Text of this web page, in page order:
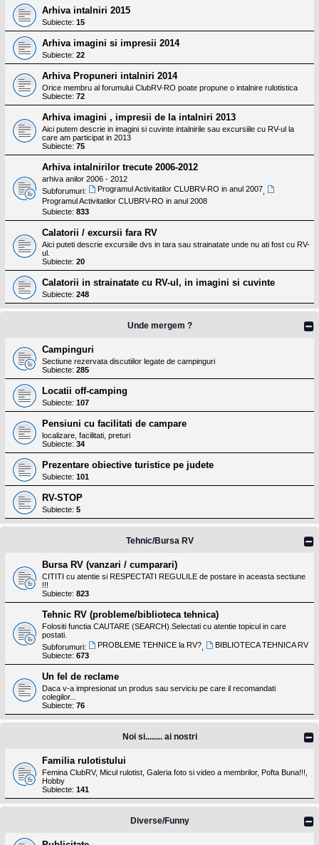
Arhiva intalniri 2015
Subiecte: 15
Arhiva imagini si impresii 2014
Subiecte: 22
Arhiva Propuneri intalniri 2014
Orice membru al forumului ClubRV-RO poate propune o intalnire rulotistica
Subiecte: 72
Arhiva imagini , impresii de la intalniri 2013
Aici putem descrie in imagini si cuvinte intalnirile sau excursiile cu RV-ul la
care am participat in 2013
Subiecte: 75
Arhiva intalnirilor trecute 2006-2012
arhiva anilor 2006 - 2012
Subforumuri:
Programul Activitatilor CLUBRV-RO in anul 2007
Programul Activitatilor CLUBRV-RO in anul 2008
Subiecte: 833
Calatorii / excursii fara RV
Aici puteti descrie excursiile dvs in tara sau strainatate unde nu ati fost cu RV-
ul.
Subiecte: 20
Calatorii in strainatate cu RV-ul, in imagini si cuvinte
Subiecte: 248
Unde mergem ?
Campinguri
Sectiune rezervata discutiilor legate de campinguri
Subiecte: 285
Locatii off-camping
Subiecte: 107
Pensiuni cu facilitati de campare
localizare, facilitati, preturi
Subiecte: 34
Prezentare obiective turistice pe judete
Subiecte: 101
RV-STOP
Subiecte: 5
Tehnic/Bursa RV
Bursa RV (vanzari / cumparari)
CITITI cu atentie si RESPECTATI REGULILE de postare in aceasta sectiune
!!!
Subiecte: 823
Tehnic RV (probleme/biblioteca tehnica)
Folositi functia CAUTARE (SEARCH).Selectati cu atentie topicul in care
postati.
Subforumuri:
PROBLEME TEHNICE la RV?,
BIBLIOTECA TEHNICA RV
Subiecte: 673
Un fel de reclame
Daca v-a impresionat un produs sau serviciu pe care il recomandati
colegilor...
Subiecte: 76
Noi si........ ai nostri
Familia rulotistului
Femina ClubRV, Micul rulotist, Galeria foto si video a membrilor, Pofta Buna!!!,
Hobby
Subiecte: 141
Diverse/Funny